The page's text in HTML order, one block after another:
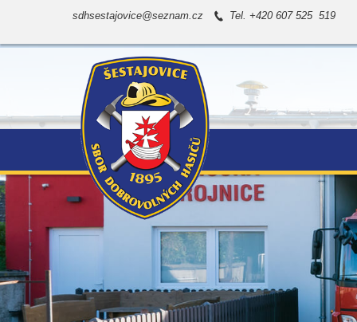
sdhsestajovice@seznam.cz Tel. +420 607 525 519